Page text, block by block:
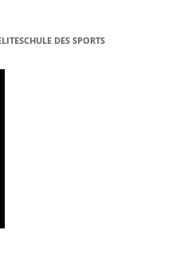
DES SPORTS